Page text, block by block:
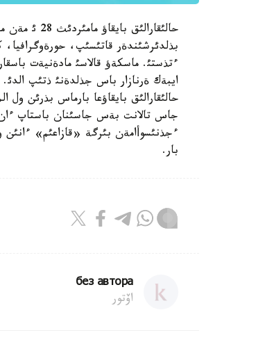
بذلدئرشئندةر قاتئسئپ،
ءتذستئ. ماسكةؤ قالاسئ مادةنيةت
ايبةك ةرنازار باس جذلدةنئ ذتئپ
حالئقارالئق بايقاؤعا بارماس بذرئن
جاس تالانت بةس جاسئنان باستاپ ءان
بار.
без автора
اۆتور